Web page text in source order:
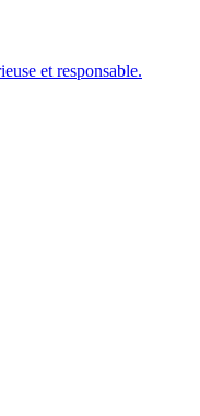
et responsable.